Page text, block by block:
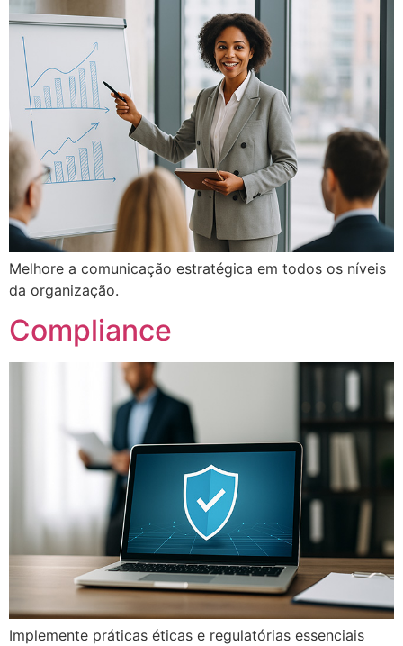
Melhore a comunicação estratégica em todos os níveis
da organização.
Compliance
Implemente práticas éticas e regulatórias essenciais